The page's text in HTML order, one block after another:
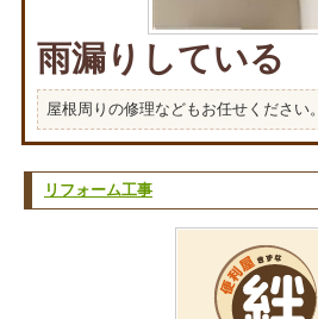
雨漏りしている
屋根周りの修理などもお任せください。
リフォーム工事